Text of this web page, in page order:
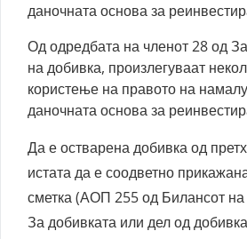
даночната основа за
Од одредбата на членот 28 од
на добивка, произлегуваат
користење на правото на
даночната основа за
Да е остварена добивка од
истата да е соодветно
сметка (АОП 255 од Билансот на
За добивката или дел од